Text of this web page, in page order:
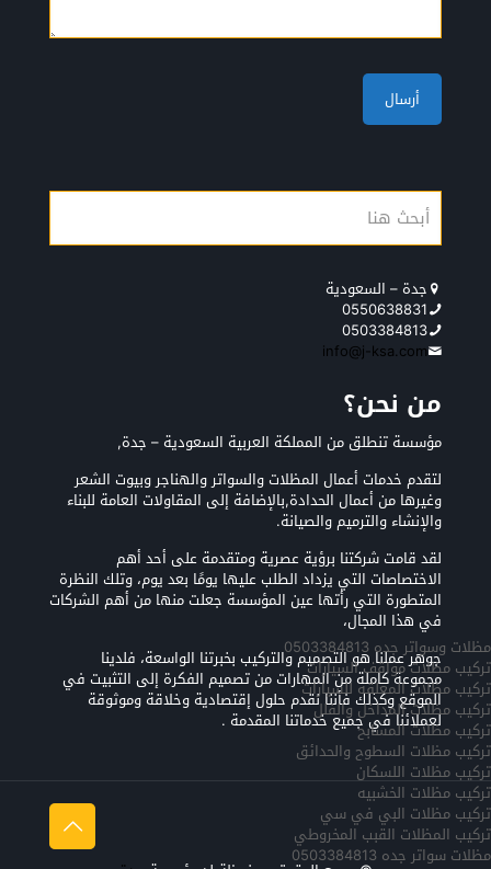
جدة – السعودية
0550638831
0503384813
info@j-ksa.com
من نحن؟
مؤسسة تنطلق من المملكة العربية السعودية – جدة,
لتقدم خدمات أعمال المظلات والسواتر والهناجر وبيوت الشعر
وغيرها من أعمال الحدادة,بالإضافة إلى المقاولات العامة للبناء
والإنشاء والترميم والصيانة.
لقد قامت شركتنا برؤية عصرية ومتقدمة على أحد أهم
الاختصاصات التي يزداد الطلب عليها يومًا بعد يوم، وتلك النظرة
المتطورة التي رأتها عين المؤسسة جعلت منها من أهم الشركات
في هذا المجال،
جوهر عملنا هو التصميم والتركيب بخبرتنا الواسعة، فلدينا
مجموعة كاملة من المهارات من تصميم الفكرة إلى التثبيت في
الموقع وكذلك فأننا نقدم حلول إقتصادية وخلاقة وموثوقة
لعملائنا في جميع خدماتنا المقدمة .
مظلات وسواتر جده 0503384813
تركيب مظلات مواقف السيارات
تركيب مظلات المعلقه للسيارات
تركيب مظلات المداخل والفلل
تركيب مظلات المسابح
تركيب مظلات السطوح والحدائق
تركيب مظلات اللسكان
تركيب مظلات الخشبيه
تركيب مظلات البي في سي
تركيب المظلات القبب المخروطي
مظلات سواتر جده 0503384813